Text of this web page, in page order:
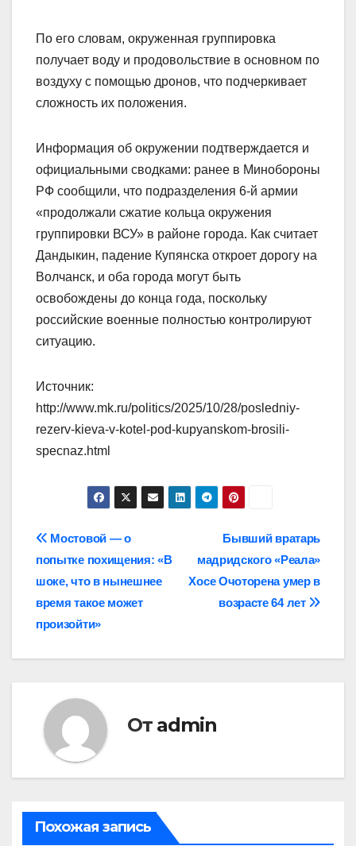
По его словам, окруженная группировка
получает воду и продовольствие в основном по
воздуху с помощью дронов, что подчеркивает
сложность их положения.
Информация об окружении подтверждается и
официальными сводками: ранее в Минобороны
РФ сообщили, что подразделения 6-й армии
«продолжали сжатие кольца окружения
группировки ВСУ» в районе города. Как считает
Дандыкин, падение Купянска откроет дорогу на
Волчанск, и оба города могут быть
освобождены до конца года, поскольку
российские военные полностью контролируют
ситуацию.
Источник:
http://www.mk.ru/politics/2025/10/28/posledniy-
rezerv-kieva-v-kotel-pod-kupyanskom-brosili-
specnaz.html
Навигация
по
записям
Бывший вратарь
мадридского «Реала»
Хосе Очоторена умер в
возрасте 64 лет
Мостовой — о
попытке похищения: «В
шоке, что в нынешнее
время такое может
произойти»
От admin
Похожая запись